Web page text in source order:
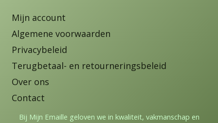
Mijn account
Algemene voorwaarden
Privacybeleid
Terugbetaal- en retourneringsbeleid
Over ons
Contact
Bij Mijn Emaille geloven we in kwaliteit, vakmanschap en